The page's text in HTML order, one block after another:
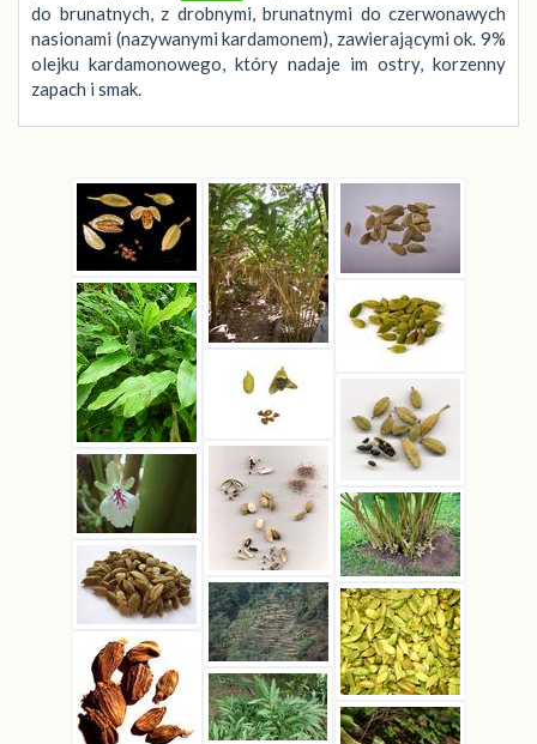
do brunatnych, z drobnymi, brunatnymi do czerwonawych
nasionami (nazywanymi kardamonem), zawierającymi ok. 9%
olejku kardamonowego, który nadaje im ostry, korzenny
zapach i smak.